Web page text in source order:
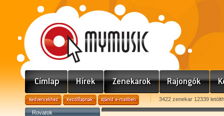
3422 zenekar 12339
Rovatok